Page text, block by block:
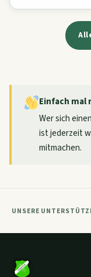
Einfach mal
Wer sich
ist jederzeit
mitmachen.
UNSERE